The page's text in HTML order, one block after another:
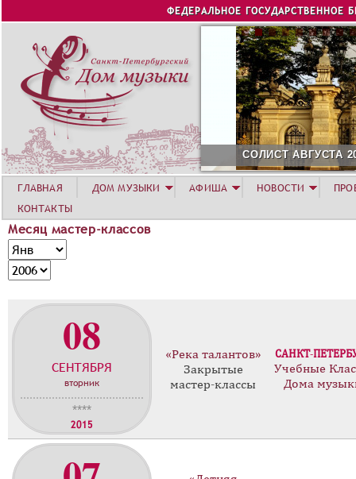
Jump to navigation
ФЕДЕРАЛЬНОЕ ГОСУДАРСТВЕННОЕ
СОЛИСТ АВГУСТА 2026
Месяц мастер-классов
М
е
с
м
е
-
л
М
е
с
Г
о
08
СЕНТЯБРЯ
вторник
****
2015
«Река талантов»
Закрытые
мастер-классы
САНКТ-
Учебные
Дома
ГЛАВНАЯ ДОМ МУЗЫКИ АФИША НОВОСТИ
КОНТАКТЫ